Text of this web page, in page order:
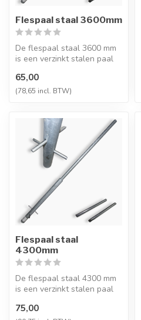
Flespaal staal 3600mm
De flespaal staal 3600 mm
is een verzinkt stalen paal
65,00
(78,65 incl. BTW)
Flespaal staal
4300mm
De flespaal staal 4300 mm
is een verzinkt stalen paal
75,00